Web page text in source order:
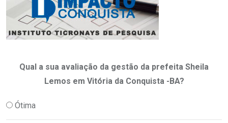
Qual a sua avaliação da gestão da prefeita Sheila
Lemos em Vitória da Conquista -BA?
Ótima